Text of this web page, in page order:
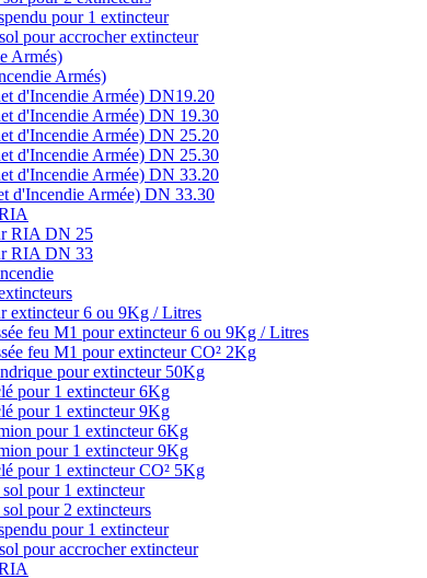
pour 1 extincteur
pour accrocher extincteur
Armés)
Armés)
d'Incendie Armée) DN19.20
d'Incendie Armée) DN 19.30
d'Incendie Armée) DN 25.20
d'Incendie Armée) DN 25.30
d'Incendie Armée) DN 33.20
d'Incendie Armée) DN 33.30
RIA DN 25
RIA DN 33
extincteur 6 ou 9Kg / Litres
feu M1 pour extincteur 6 ou 9Kg / Litres
feu M1 pour extincteur CO² 2Kg
pour extincteur 50Kg
pour 1 extincteur 6Kg
pour 1 extincteur 9Kg
pour 1 extincteur 6Kg
pour 1 extincteur 9Kg
pour 1 extincteur CO² 5Kg
pour 1 extincteur
pour 2 extincteurs
pour 1 extincteur
pour accrocher extincteur